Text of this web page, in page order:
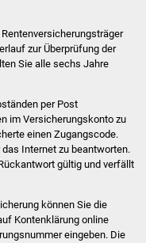
Musikschule
Einrichtungen
zur Überprüfung der
Sie alle sechs Jahre
per Post
im Versicherungskonto zu
einen Zugangscode.
Internet zu beantworten.
gültig und verfällt
können Sie die
Kontenklärung online
eingeben. Die